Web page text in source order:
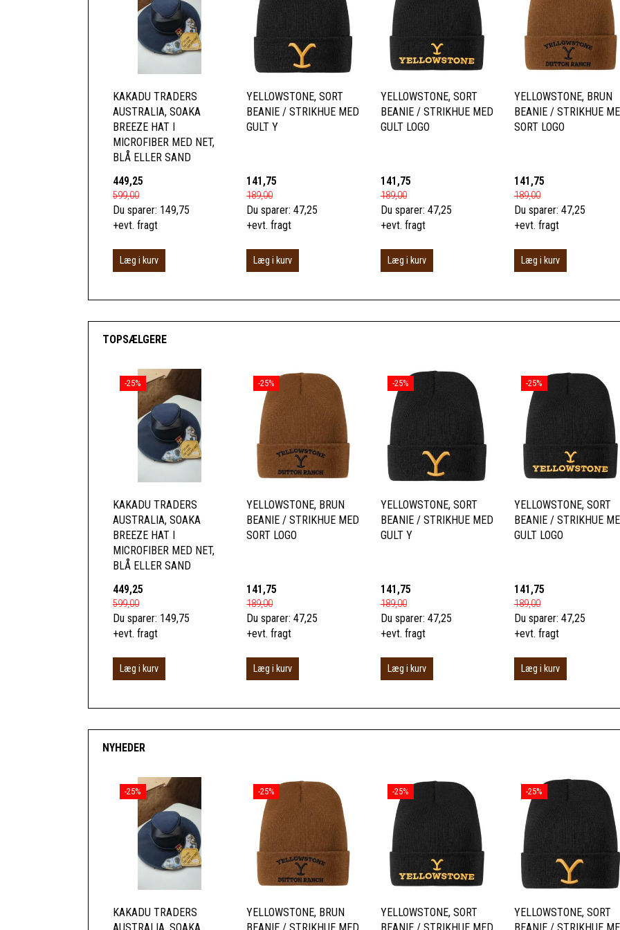
KAKADU TRADERS
AUSTRALIA, SOAKA
BREEZE HAT I
MICROFIBER MED NET,
BLÅ ELLER SAND
449,25
599,00
Du sparer: 149,75
+evt. fragt
Læg i kurv
YELLOWSTONE, SORT
BEANIE / STRIKHUE MED
GULT Y
141,75
189,00
Du sparer:47,25
+evt. fragt
Læg i kurv
YELLOWSTONE, SORT
BEANIE / STRIKHUE MED
GULT LOGO
141,75
189,00
Du sparer: 47,25
+evt. fragt
Læg i kurv
YELLOWSTONE, BRUN
BEANIE / STRIKHUE
SORT LOGO
141,75
189,00
Du sparer: 47,25
+evt. fragt
Læg i kurv
TOPSÆLGERE
-25%
KAKADU TRADERS
AUSTRALIA, SOAKA
BREEZE HAT I
MICROFIBER MED NET,
BLÅ ELLER SAND
449,25
599,00
Du sparer: 149,75
+evt. fragt
Læg i kurv
-25%
YELLOWSTONE, BRUN
BEANIE / STRIKHUE MED
SORT LOGO
141,75
189,00
Du sparer:47,25
+evt. fragt
Læg i kurv
-25%
YELLOWSTONE, SORT
BEANIE / STRIKHUE MED
GULT Y
141,75
189,00
Du sparer: 47,25
+evt. fragt
Læg i kurv
-25%
YELLOWSTONE, SORT
BEANIE / STRIKHUE
GULT LOGO
141,75
189,00
Du sparer: 47,25
+evt. fragt
Læg i kurv
NYHEDER
-25%
KAKADU TRADERS
-25%
YELLOWSTONE, BRUN
-25%
YELLOWSTONE, SORT
-25%
YELLOWSTONE, SORT